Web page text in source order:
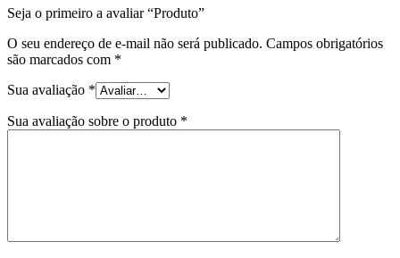
Seja o primeiro a avaliar “Produto”
O seu endereço de e-mail não será publicado. Campos obrigatórios
são marcados com *
Sua avaliação *
Sua avaliação sobre o produto *